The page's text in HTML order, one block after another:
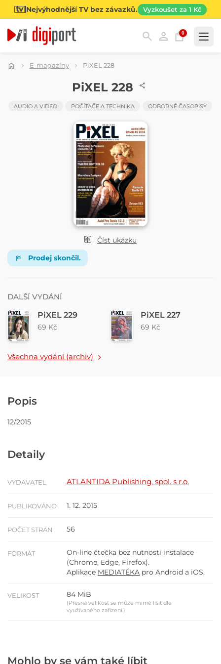
Nejvýhodnější TV bez závazků. Vyzkoušet za 1 Kč
0
Kategorie
E-magazíny PiXEL 228
Číst ukázku
PiXEL 228
AUDIO A VIDEO POČÍTAČE A TECHNIKA ODBORNÉ ČASOPISY
Prodej skončil.
DALŠÍ VYDÁNÍ
PiXEL 229
69 Kč
PiXEL 227
69 Kč
Všechna vydání (archiv)
Popis
12/2015
Detaily
VYDAVATEL ATLANTIDA Publishing, spol. s r.o.
PUBLIKOVÁNO 1. 12. 2015
POČET STRAN 56
FORMÁT
On-line čtečka bez nutnosti instalace
(Chrome, Edge, Firefox).
Aplikace MEDIATÉKA pro Android a iOS.
VELIKOST 84 MiB
(Přesná velikost se může mírně lišit dle
využívaného zařízení.)
Mohlo by se vám také líbit